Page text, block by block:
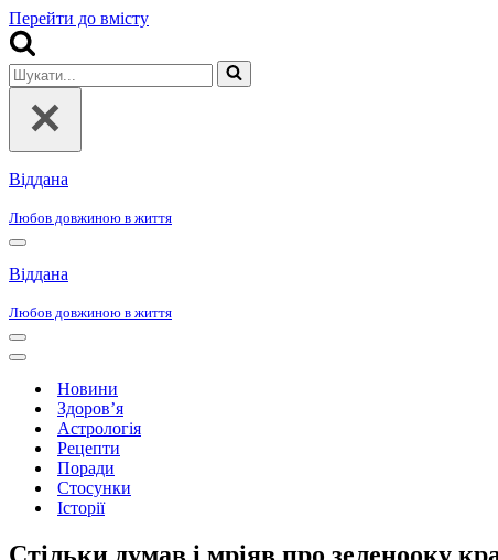
Перейти до вмісту
Шукати...
Віддана
Любов довжиною в життя
Меню
навігації
Віддана
Любов довжиною в життя
Меню
навігації
Меню
навігаціїНовини
Здоров’я
Астрологія
Рецепти
Поради
Стосунки
Історії